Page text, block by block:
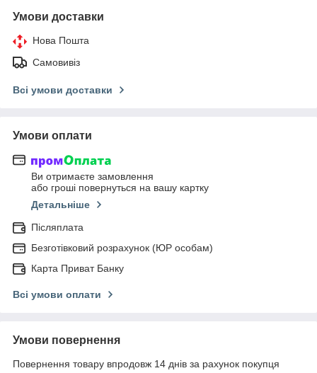
Умови доставки
Нова Пошта
Самовивіз
Всі умови доставки
Умови оплати
Ви отримаєте замовлення
або гроші повернуться на вашу картку
Детальніше
Післяплата
Безготівковий розрахунок (ЮР особам)
Карта Приват Банку
Всі умови оплати
Умови повернення
Повернення товару впродовж 14 днів за рахунок покупця